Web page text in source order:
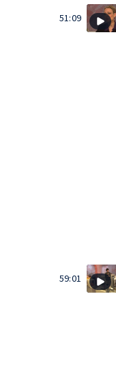
51:09
59:01